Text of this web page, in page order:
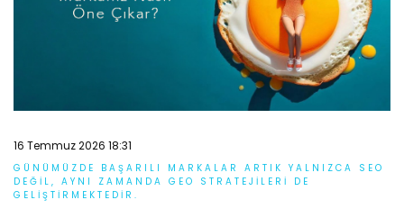
16 Temmuz 2026 18:31
GÜNÜMÜZDE BAŞARILI MARKALAR ARTIK YALNIZCA SEO
DEĞIL, AYNI ZAMANDA GEO STRATEJILERI DE
GELIŞTIRMEKTEDIR.